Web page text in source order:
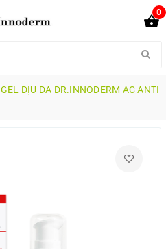
0
GEL DỊU DA DR.INNODERM AC ANTI